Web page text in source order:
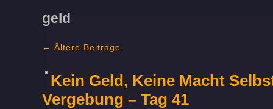
geld
← Ältere Beiträge
Kein Geld, Keine Macht
Vergebung – Tag 41